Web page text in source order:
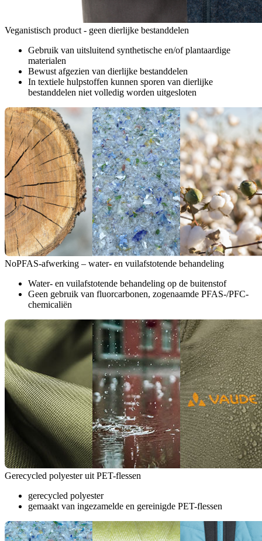
Veganistisch product - geen dierlijke bestanddelen
Gebruik van uitsluitend synthetische en/of plantaardige
materialen
Bewust afgezien van dierlijke bestanddelen
In textiele hulpstoffen kunnen sporen van dierlijke
bestanddelen niet volledig worden uitgesloten
NoPFAS-afwerking – water- en vuilafstotende behandeling
Water- en vuilafstotende behandeling op de buitenstof
Geen gebruik van fluorcarbonen, zogenaamde PFAS-/PFC-
chemicaliën
Gerecycled polyester uit PET-flessen
gerecycled polyester
gemaakt van ingezamelde en gereinigde PET-flessen